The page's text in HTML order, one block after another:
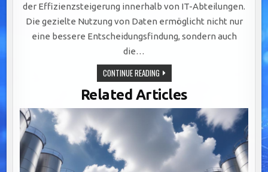
der Effizienzsteigerung innerhalb von IT-Abteilungen.
Die gezielte Nutzung von Daten ermöglicht nicht nur
eine bessere Entscheidungsfindung, sondern auch
die…
CONTINUE READINGEFFIZIENZSTEIGERUNG
IN
IT-
ABTEILUNGEN
DURCH
GEZIELTE
DATENSTRATEGIEN
AUTOMATISIERUNG
Related Articles